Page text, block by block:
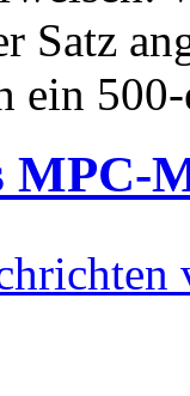
Satz
ein
MPC-